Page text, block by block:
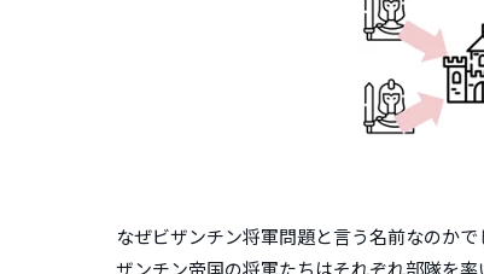
なぜビザンチン将軍問題と言う名前なのか
ザンチン帝国の将軍たちはそれぞれ部隊を